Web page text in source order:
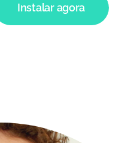
Instalar agora